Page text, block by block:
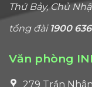
Thứ Bảy, Chủ
tổng đài 1900
Văn phòng
279 Trần